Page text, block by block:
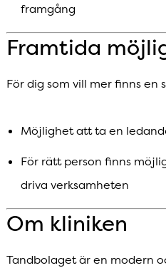
framgång
Framtida
För dig som vill mer finns en
Möjlighet att ta en
För rätt person finns
driva verksamheten
Om kliniken
Tandbolaget är en modern